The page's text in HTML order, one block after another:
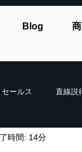
Blog
セールス 直線説
時間: 14分